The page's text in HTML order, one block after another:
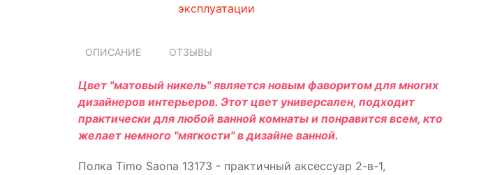
эксплуатации
ОПИСАНИЕ ОТЗЫВЫ
Цвет "матовый никель" является новым фаворитом для многих
дизайнеров интерьеров. Этот цвет универсален, подходит
практически для любой ванной комнаты и понравится всем, кто
желает немного "мягкости" в дизайне ванной.
Полка Timo Saona 13173 - практичный аксессуар 2-в-1,